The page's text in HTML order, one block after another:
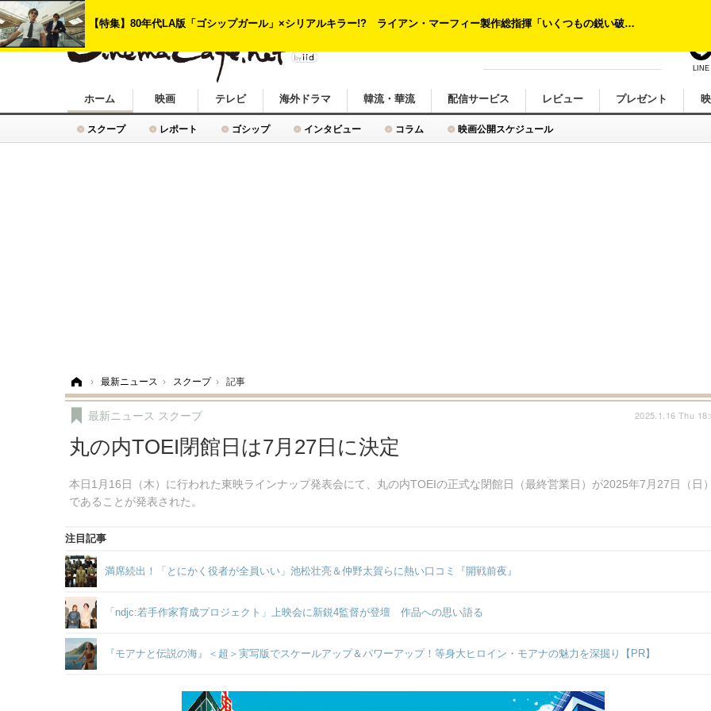
ホーム
スクープ レポート ゴシップ インタビュー コラム 映画公開スケジュール
映画 テレビ 海外ドラマ 韓流・華流 配信サービス レビュー プレゼント
› 最新ニュース › スクープ › 記事
丸の内TOEI閉館日は7月27日に決定
本日1月16日（木）に行われた東映ラインナップ発表会にて、丸の内TOEIの正式な閉館日（最終営業日）が2025年7月27日（日）
であることが発表された。
最新ニュース スクープ 2025.1.16 Thu
注目記事
満席続出！「とにかく役者が全員いい」池松壮亮＆仲野太賀らに熱い口コミ『開戦前夜』
「ndjc:若手作家育成プロジェクト」上映会に新鋭4監督が登壇 作品への思い語る
『モアナと伝説の海』＜超＞実写版でスケールアップ＆パワーアップ！等身大ヒロイン・モアナの魅力を深掘り【PR】
LINE
シネマカフェ